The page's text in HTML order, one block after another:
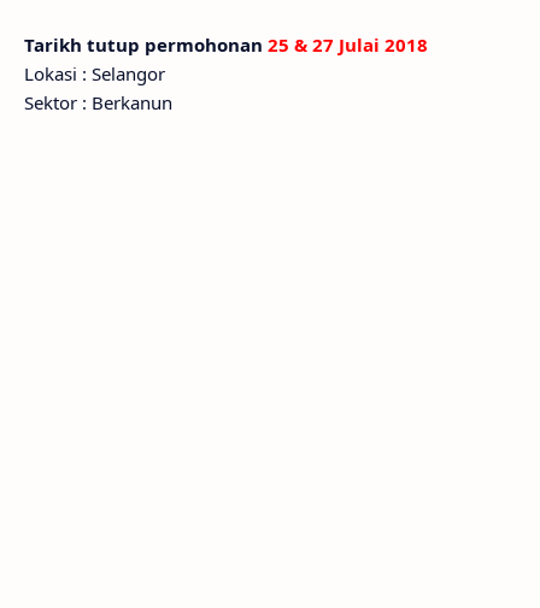
Tarikh tutup permohonan 25 & 27 Julai 2018
Lokasi : Selangor
Sektor : Berkanun